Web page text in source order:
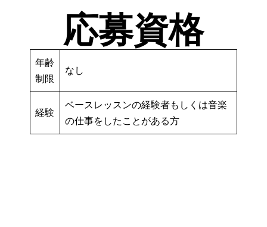
応募資格
年齢
制限
なし
経験
ベースレッスンの経験者もしくは音楽
の仕事をしたことがある方